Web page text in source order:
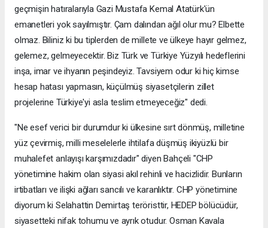
geçmişin hatıralarıyla Gazi Mustafa Kemal Atatürk'ün
emanetleri yok sayılmıştır. Çam dalından ağıl olur mu? Elbette
olmaz. Biliniz ki bu tiplerden de millete ve ülkeye hayır gelmez,
gelemez, gelmeyecektir. Biz Türk ve Türkiye Yüzyılı hedeflerini
inşa, imar ve ihyanın peşindeyiz. Tavsiyem odur ki hiç kimse
hesap hatası yapmasın, küçülmüş siyasetçilerin zillet
projelerine Türkiye'yi asla teslim etmeyeceğiz" dedi.
"Ne esef verici bir durumdur ki ülkesine sırt dönmüş, milletine
yüz çevirmiş, milli meselelerle ihtilafa düşmüş ikiyüzlü bir
muhalefet anlayışı karşımızdadır" diyen Bahçeli "CHP
yönetimine hakim olan siyasi akıl rehinli ve hacizlidir. Bunların
irtibatları ve ilişki ağları sancılı ve karanlıktır. CHP yönetimine
diyorum ki Selahattin Demirtaş teröristtir, HEDEP bölücüdür,
siyasetteki nifak tohumu ve ayrık otudur. Osman Kavala